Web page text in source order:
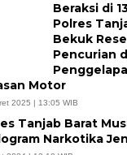
Beraksi di
Polres
Bekuk
Pencurian
Motor
2025 | 13:05 WIB
Tanjab Barat
Narkotika